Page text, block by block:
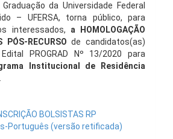
da Universidade Federal
– UFERSA, torna público, para
interessados, a HOMOLOGAÇÃO
PÓS-RECURSOde candidatos(as)
PROGRAD Nº 13/2020 para
Institucional de Residência
BOLSISTAS RP
Português (versão retificada)